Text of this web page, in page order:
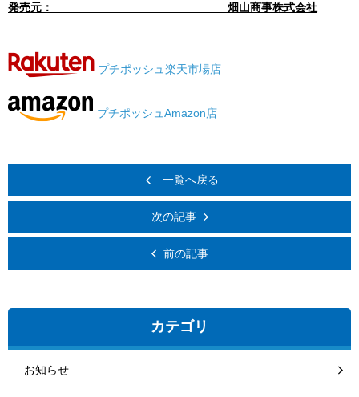
発売元： 畑山商事株式会社
プチポッシュ楽天市場店
プチポッシュAmazon店
一覧へ戻る
次の記事
前の記事
カテゴリ
お知らせ